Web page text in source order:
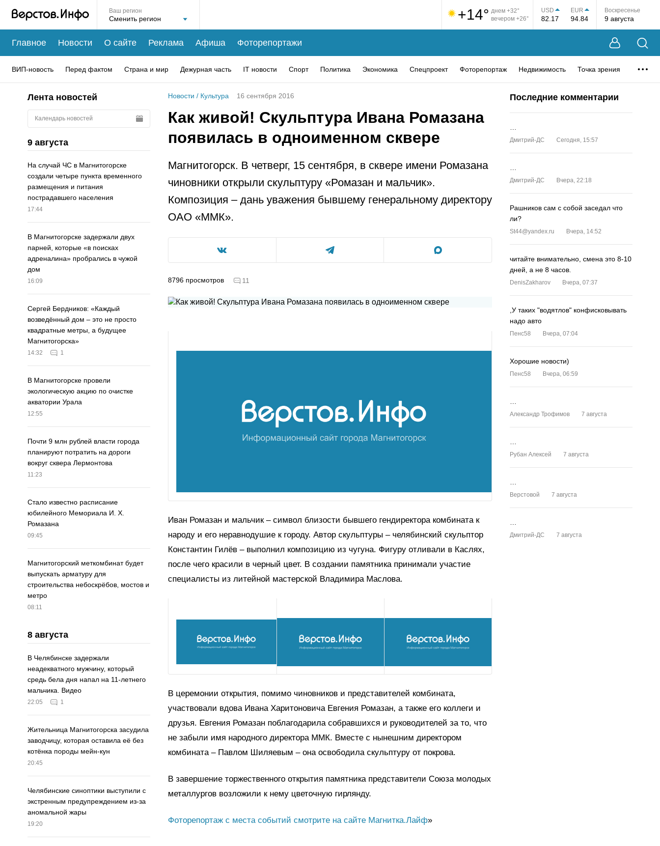
Ваш регион +14° днем +32°
вечером +26°
USD
82.17
EUR
94.84
Воскресенье
9 августа
Главное Новости О сайте Реклама Афиша Фоторепортажи
ВИП-новость Перед фактом Страна и мир Дежурная часть IT новости Спорт Политика Экономика Спецпроект Фоторепортаж Недвижимость Точка зрения
Лента новостей
Календарь новостей
9 августа
На случай ЧС в Магнитогорске
создали четыре пункта временного
размещения и питания
пострадавшего населения
17:44
В Магнитогорске задержали двух
парней, которые «в поисках
адреналина» пробрались в чужой
дом
16:09
Сергей Бердников: «Каждый
возведённый дом – это не просто
квадратные метры, а будущее
Магнитогорска»
14:32 1
В Магнитогорске провели
экологическую акцию по очистке
акватории Урала
12:55
Почти 9 млн рублей власти города
планируют потратить на дороги
вокруг сквера Лермонтова
11:23
Стало известно расписание
юбилейного Мемориала И. Х.
Ромазана
09:45
Магнитогорский меткомбинат будет
выпускать арматуру для
строительства небоскрёбов, мостов и
метро
08:11
8 августа
В Челябинске задержали
неадекватного мужчину, который
средь бела дня напал на 11-летнего
мальчика. Видео
22:05 1
Жительница Магнитогорска засудила
заводчицу, которая оставила её без
котёнка породы мейн-кун
20:45
Челябинские синоптики выступили с
экстренным предупреждением из-за
аномальной жары
19:20
Новости / Культура 16 сентября 2016
Как живой! Скульптура Ивана Ромазана
появилась в одноименном сквере
Магнитогорск. В четверг, 15 сентября, в сквере имени Ромазана
чиновники открыли скульптуру «Ромазан и мальчик».
Композиция – дань уважения бывшему генеральному директору
ОАО «ММК».
8796 просмотров 11
Иван Ромазан и мальчик – символ близости бывшего гендиректора комбината к
народу и его неравнодушие к городу. Автор скульптуры – челябинский скульптор
Константин Гилёв – выполнил композицию из чугуна. Фигуру отливали в Каслях,
после чего красили в черный цвет. В создании памятника принимали участие
специалисты из литейной мастерской Владимира Маслова.
В церемонии открытия, помимо чиновников и представителей комбината,
участвовали вдова Ивана Харитоновича Евгения Ромазан, а также его коллеги и
друзья. Евгения Ромазан поблагодарила собравшихся и руководителей за то, что
не забыли имя народного директора ММК. Вместе с нынешним директором
комбината – Павлом Шиляевым – она освободила скульптуру от покрова.
В завершение торжественного открытия памятника представители Союза молодых
металлургов возложили к нему цветочную гирлянду.
Фоторепортаж с места событий смотрите на сайте Магнитка.Лайф»
Последние комментарии
Дмитрий-ДС Сегодня, 15:57
Дмитрий-ДС Вчера, 22:18
Рашников сам с собой заседал что
ли?
St44@yandex.ru Вчера, 14:52
читайте внимательно, смена это 8-10
дней, а не 8 часов.
DenisZakharov Вчера, 07:37
,У таких "водятлов" конфисковывать
надо авто
Пенс58 Вчера, 07:04
Хорошие новости)
Пенс58 Вчера, 06:59
Александр Трофимов 7 августа
Рубан Алексей 7 августа
Верстовой 7 августа
Дмитрий-ДС 7 августа